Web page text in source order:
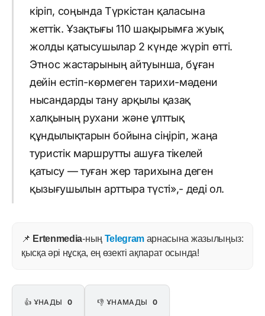
кіріп, соңында Түркістан қаласына
жеттік. Ұзақтығы 110 шақырымға жуық
жолды қатысушылар 2 күнде жүріп өтті.
Этнос жастарының айтуынша, бұған
дейін естіп-көрмеген тарихи-мәдени
нысандарды тану арқылы қазақ
халқының рухани және ұлттық
құндылықтарын бойына сіңіріп, жаңа
туристік маршрутты ашуға тікелей
қатысу — туған жер тарихына деген
қызығушылын арттыра түсті»,- деді ол.
📌 Ertenmedia-ның Telegram арнасына жазылыңыз:
қысқа әрі нұсқа, ең өзекті ақпарат осында!
👍 ҰНАДЫ 0 👎 ҰНАМАДЫ 0